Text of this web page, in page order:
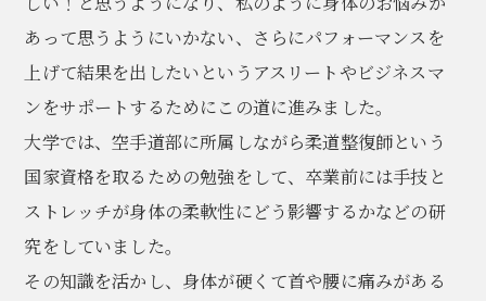
あって思うようにいかない、さらにパフォーマンスを
上げて結果を出したいというアスリートやビジネスマ
ンをサポートするためにこの道に進みました。
大学では、空手道部に所属しながら柔道整復師という
国家資格を取るための勉強をして、卒業前には手技と
ストレッチが身体の柔軟性にどう影響するかなどの研
究をしていました。
その知識を活かし、身体が硬くて首や腰に痛みがある